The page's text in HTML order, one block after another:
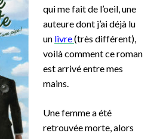
qui me fait de l’oeil, une
auteure dont j’ai déjà lu
un livre(très différent),
voilà comment ce roman
est arrivé entre mes
mains.
Une femme a été
retrouvée morte, alors